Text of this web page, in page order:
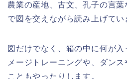
農業の産地、古文、孔子の言
で図を交えながら読み上げてい
図だけでなく、箱の中に何が
メージトレーニングや、ダン
こともやったりします。